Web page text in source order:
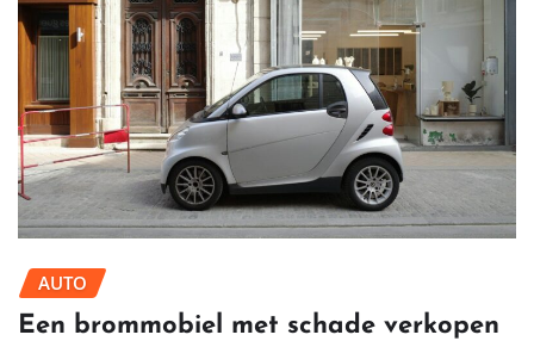
AUTO
Een brommobiel met schade verkopen